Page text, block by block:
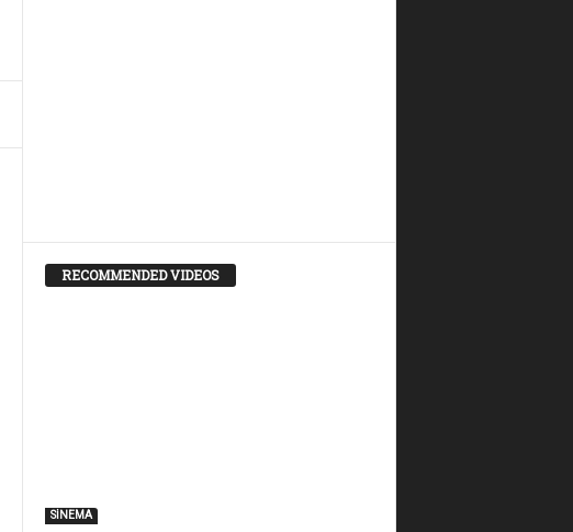
RECOMMENDED VIDEOS
SİNEMA